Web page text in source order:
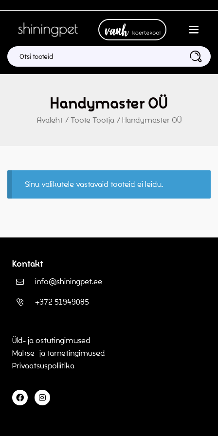
Handymaster OÜ
Avaleht / Toote Tootja / Handymaster OÜ
Sinu valikutele vastavaid tooteid ei leidu.
Kontakt
info@shiningpet.ee
+372 51949085
Üld- ja ostutingimused
Makse- ja tarnetingimused
Privaatsuspoliitika